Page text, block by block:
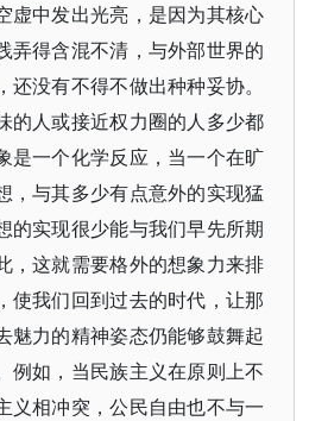
虚中发出光亮，是因为其核心
弄得含混不清，与外部世界的
没有不得不做出种种妥协。
的人或接近权力圈的人多少都
是一个化学反应，当一个在旷
，与其多少有点意外的实现猛
的实现很少能与我们早先所期
，这就需要格外的想象力来排
使我们回到过去的时代，让那
魅力的精神姿态仍能够鼓舞起
例如，当民族主义在原则上不
义相冲突，公民自由也不与一